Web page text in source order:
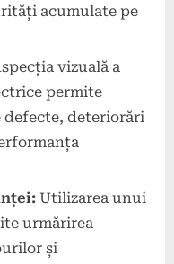
acumulate pe
vizuală a
permite
deteriorări
Utilizarea unui
urmărirea
și